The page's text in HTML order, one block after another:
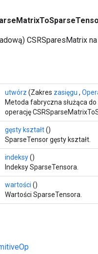
CSRSparesMatrix
utwórz (Zakres zasięgu ,
Metoda fabryczna służąca
operację
gęsty kształt()
SparseTensor gęsty kształt.
indeksy()
Indeksy SparseTensora.
wartości ()
Wartości SparseTensora.